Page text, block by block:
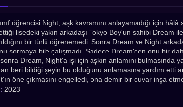
öğrencisi Night, aşk kavramını anlayamadığı için
lisedeki yakın arkadaşı Tokyo Boy'un sahibi Dream
bir türlü öğrenemedi. Sonra Dream ve Night
sormaya bile çalışmadı. Sadece Dream'den onu bir
Dream, Night'a işi için aşkın anlamını bulmasında
beri bildiği şeyin bu olduğunu anlamasına yardım etti
öne çıkmasını engelledi, ona demir bir duvar inşa
uğraşırsa uğraşsın Dream'e olan hisleri gün geçtikçe
ama görünüşe göre çok geç kalmıştı... çünkü
2023